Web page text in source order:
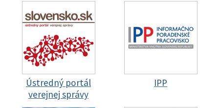
Ústredný portál
verejnej správy
IPP